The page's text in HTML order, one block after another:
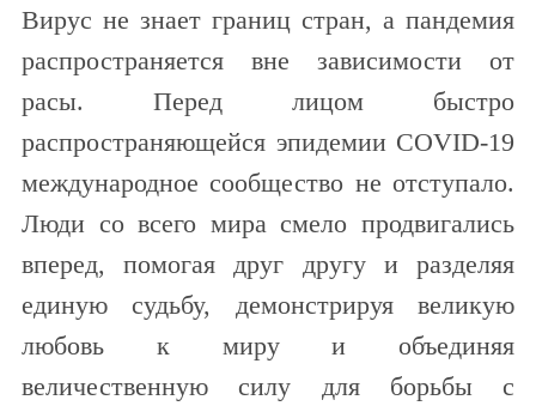
Вирус не знает границ стран, а пандемия
распространяется вне зависимости от
расы. Перед лицом быстро
распространяющейся эпидемии COVID-19
международное сообщество не отступало.
Люди со всего мира смело продвигались
вперед, помогая друг другу и разделяя
единую судьбу, демонстрируя великую
любовь к миру и объединяя
величественную силу для борьбы с